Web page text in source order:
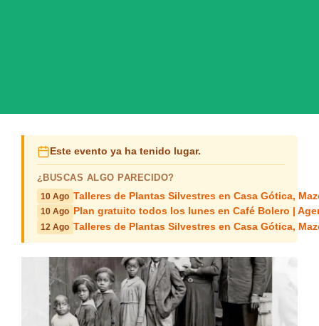
Este evento ya ha tenido lugar.
¿BUSCAS ALGO PARECIDO?
10 Ago Talleres de Plantas Silvestres en Casa Gótica,
10 Ago Plan gratuito todos los lunes en Café Bolero |
12 Ago Talleres de Plantas Silvestres en Casa Gótica,